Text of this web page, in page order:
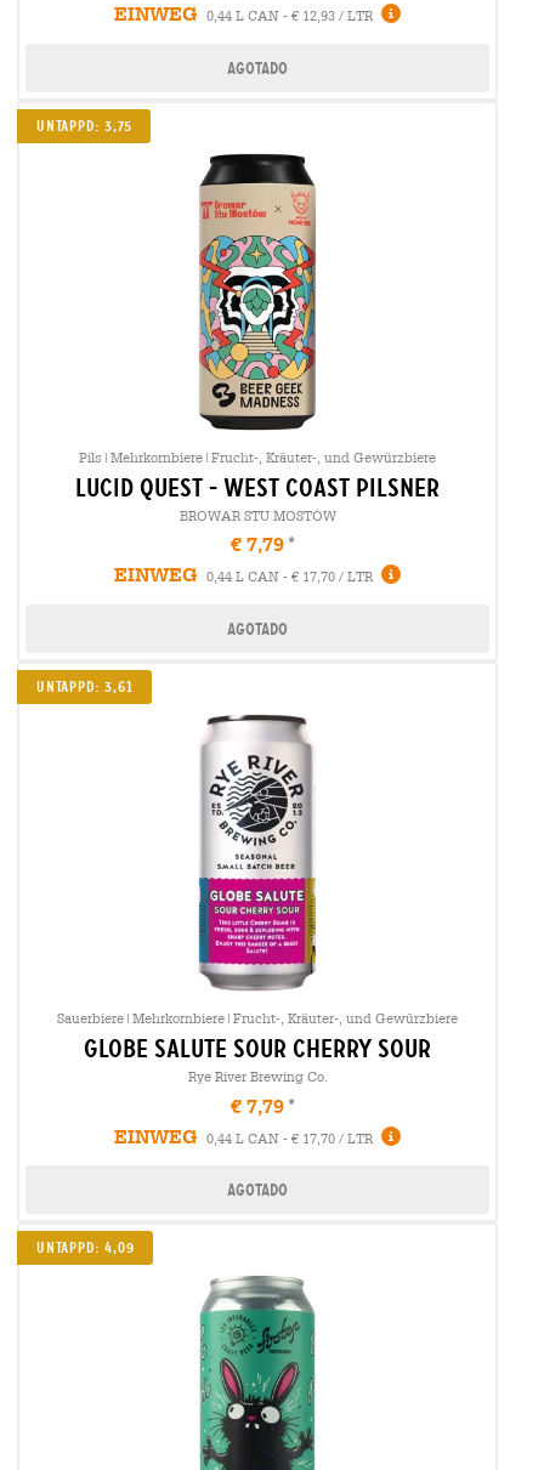
EINWEG
0,44 L CAN - € 12,93 / LTR
Agotado
Untappd: 3,75
Pils|Mehrkornbiere|Frucht-, Kräuter-, und Gewürzbiere
lucid quest - west coast pilsner
BROWAR STU MOSTÓW
€ 7,79
EINWEG
0,44 L CAN - € 17,70 / LTR
Agotado
UNTAPPD: 3,61
Sauerbiere|Mehrkornbiere|Frucht-, Kräuter-, und Gewürzbiere
globe salute sour cherry sour
Rye River Brewing Co.
€ 7,79
EINWEG
0,44 L CAN - € 17,70 / LTR
Agotado
UNTAPPD: 4,09